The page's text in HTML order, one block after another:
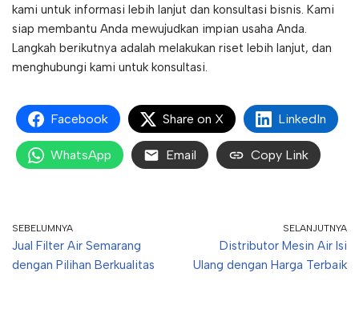
kami untuk informasi lebih lanjut dan konsultasi bisnis. Kami
siap membantu Anda mewujudkan impian usaha Anda.
Langkah berikutnya adalah melakukan riset lebih lanjut, dan
menghubungi kami untuk konsultasi.
Facebook Share on X LinkedIn
WhatsApp Email Copy Link
SEBELUMNYA
Jual Filter Air Semarang
dengan Pilihan Berkualitas
SELANJUTNYA
Distributor Mesin Air Isi
Ulang dengan Harga Terbaik